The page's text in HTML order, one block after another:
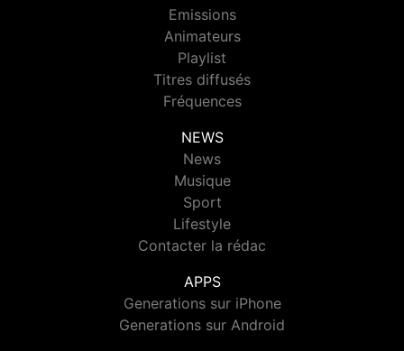
Emissions
Animateurs
Playlist
Titres diffusés
Fréquences
NEWS
News
Musique
Sport
Lifestyle
Contacter la rédac
APPS
Generations sur iPhone
Generations sur Android